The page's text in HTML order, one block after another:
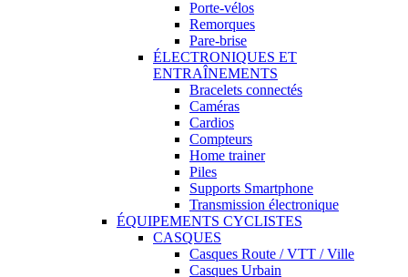
Porte-vélos
Remorques
Pare-brise
ÉLECTRONIQUES ET
ENTRAÎNEMENTS
Bracelets connectés
Caméras
Cardios
Compteurs
Home trainer
Piles
Supports Smartphone
Transmission électronique
ÉQUIPEMENTS CYCLISTES
CASQUES
Casques Route / VTT / Ville
Casques Urbain